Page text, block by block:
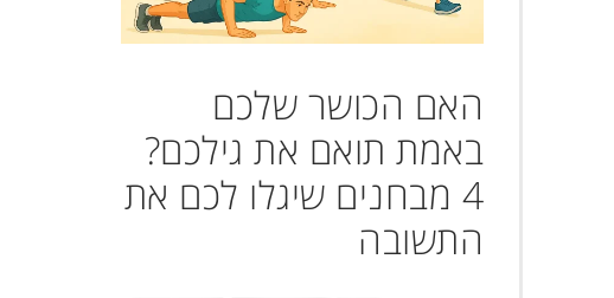
האם הכושר שלכם
באמת תואם את גילכם?
4 מבחנים שיגלו לכם את
התשובה